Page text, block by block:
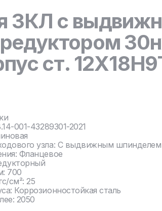
ЗКЛ с
ст.
001-43289301-2021
узла: С выдвижным шпинделем
Фланцевое
700
см²: 25
Коррозионностойкая сталь
2050